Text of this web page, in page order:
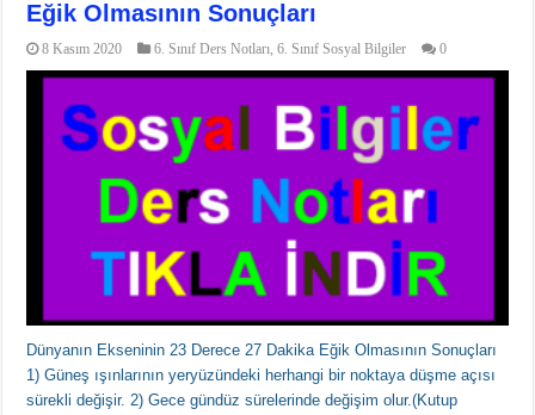
Eğik Olmasının Sonuçları
8 Kasım 2020 6. Sınıf Ders Notları ,6. Sınıf Sosyal Bilgiler 0
Dünyanın Ekseninin 23 Derece 27 Dakika Eğik Olmasının Sonuçları
1) Güneş ışınlarının yeryüzündeki herhangi bir noktaya düşme açısı
sürekli değişir. 2) Gece gündüz sürelerinde değişim olur.(Kutup